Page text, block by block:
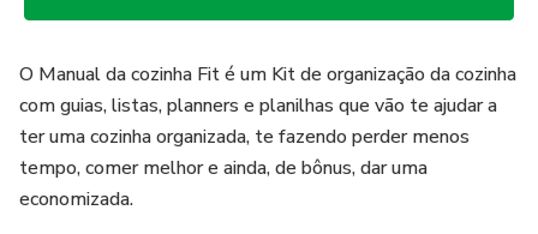
O Manual da cozinha Fit é um Kit de organização da cozinha
com guias, listas, planners e planilhas que vão te ajudar a
ter uma cozinha organizada, te fazendo perder menos
tempo, comer melhor e ainda, de bônus, dar uma
economizada.